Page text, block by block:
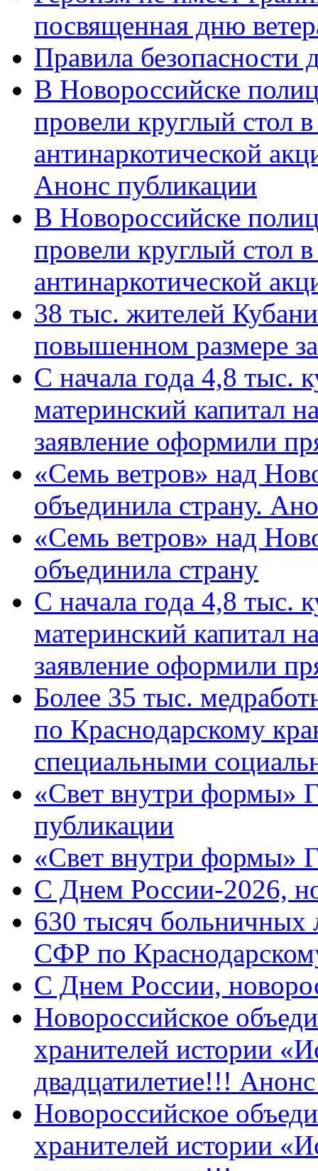
посвященная дню
Правила безопасности
В Новороссийске
провели круглый стол
антинаркотической
Анонс публикации
В Новороссийске
провели круглый стол
антинаркотической
38 тыс. жителей
повышенном размере
С начала года 4,8 тыс.
материнский капитал
заявление оформили
«Семь ветров» над
объединила страну.
«Семь ветров» над
объединила страну
С начала года 4,8 тыс.
материнский капитал
заявление оформили
Более 35 тыс.
по Краснодарскому
специальными
«Свет внутри формы»
публикации
«Свет внутри формы»
C Днем России-2026,
630 тысяч больничных
СФР по
C Днем России,
Новороссийское
хранителей истории
двадцатилетие!!!
Новороссийское
хранителей истории